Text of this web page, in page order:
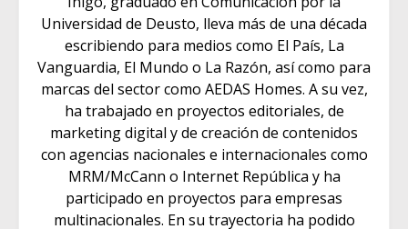
Universidad de Deusto, lleva más de una década
escribiendo para medios como El País, La
Vanguardia, El Mundo o La Razón, así como para
marcas del sector como AEDAS Homes. A su vez,
ha trabajado en proyectos editoriales, de
marketing digital y de creación de contenidos
con agencias nacionales e internacionales como
MRM/McCann o Internet República y ha
participado en proyectos para empresas
multinacionales. En su trayectoria ha podido